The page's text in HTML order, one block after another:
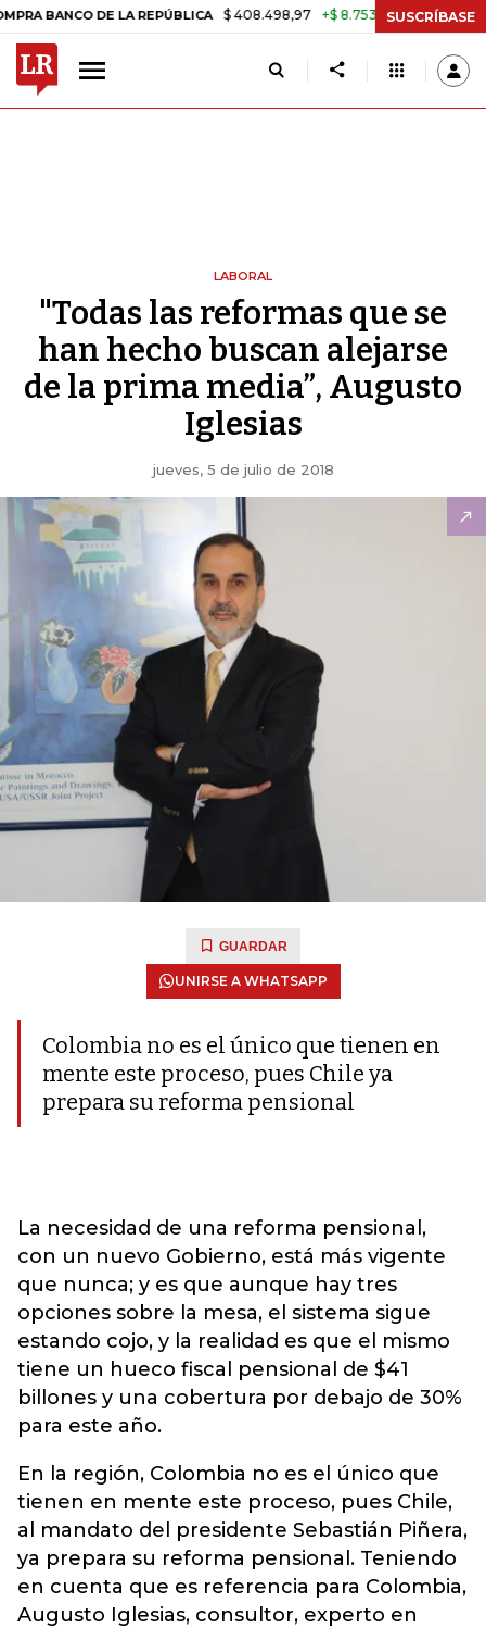
DE LA REPÚBLICA $ 408.498,97 +$ 8.753,81 +2,19% TASA DE
SUSCRÍBASE
LABORAL
"Todas las reformas que se
han hecho buscan alejarse
de la prima media”, Augusto
Iglesias
jueves, 5 de julio de 2018
GUARDAR
UNIRSE A WHATSAPP
Colombia no es el único que tienen en
mente este proceso, pues Chile ya
prepara su reforma pensional
La necesidad de una reforma pensional,
con un nuevo Gobierno, está más vigente
que nunca; y es que aunque hay tres
opciones sobre la mesa, el sistema sigue
estando cojo, y la realidad es que el mismo
tiene un hueco fiscal pensional de $41
billones y una cobertura por debajo de 30%
para este año.
En la región, Colombia no es el único que
tienen en mente este proceso, pues Chile,
al mandato del presidente Sebastián Piñera,
ya prepara su reforma pensional. Teniendo
en cuenta que es referencia para Colombia,
Augusto Iglesias, consultor, experto en